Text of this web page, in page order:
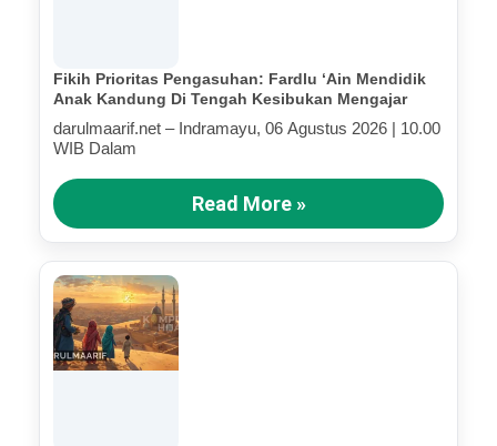
Fikih Prioritas Pengasuhan: Fardlu ‘Ain Mendidik
Anak Kandung Di Tengah Kesibukan Mengajar
darulmaarif.net – Indramayu, 06 Agustus 2026 | 10.00
WIB Dalam
Read More »